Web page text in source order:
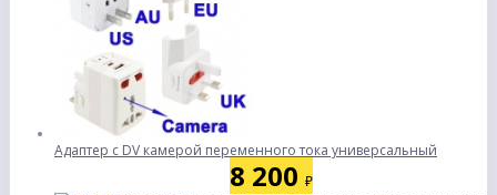
Адаптер с DV камерой переменного тока универсальный
8 200 ₽